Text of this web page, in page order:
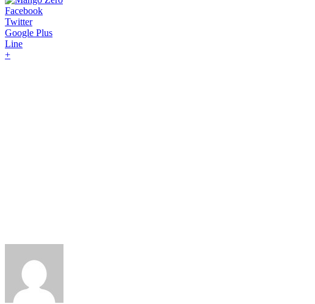
Facebook
Twitter
Google Plus
Line
+